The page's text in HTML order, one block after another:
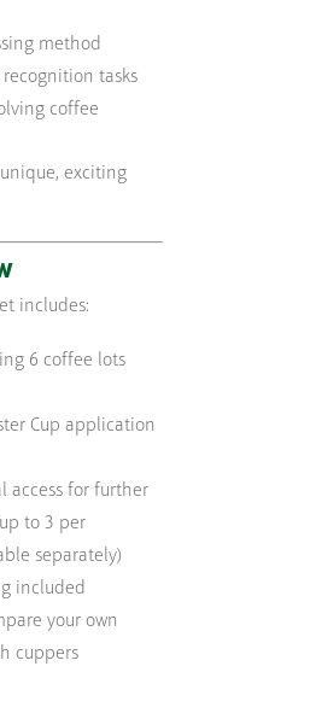
method
tasks
coffee
unique, exciting
includes:
6 coffee lots
Cup application
access for further
to 3 per
separately)
included
your own
cuppers